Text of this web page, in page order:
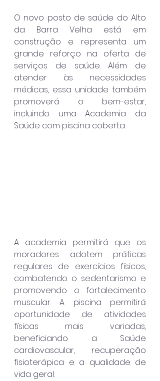
O novo posto de saúde do Alto
da Barra Velha está em
construção e representa um
grande reforço na oferta de
serviços de saúde. Além de
atender às necessidades
médicas, essa unidade também
promoverá o bem-estar,
incluindo uma Academia da
Saúde com piscina coberta.
A academia permitirá que os
moradores adotem práticas
regulares de exercícios físicos,
combatendo o sedentarismo e
promovendo o fortalecimento
muscular. A piscina permitirá
oportunidade de atividades
físicas mais variadas,
beneficiando a Saúde
cardiovascular, recuperação
fisioterápica e a qualidade de
vida geral.